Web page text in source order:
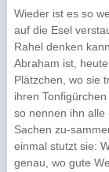
Wieder ist es so
auf die Esel
Rahel denken
Abraham ist,
Plätzchen, wo sie
ihren
so nennen ihn alle
Sachen zu-
einmal stutzt sie:
genau, wo gute